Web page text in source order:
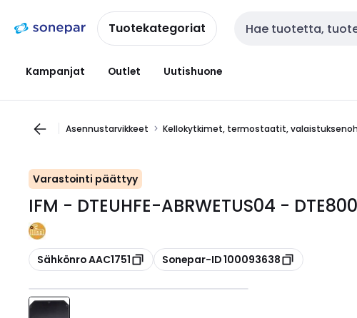
navigointiinsisältöönTuotekategoriat Haku
Kampanjat Outlet Uutishuone
Asennustarvikkeet Kellokytkimet, termostaatit,
Varastointi päättyy
IFM - DTEUHFE-ABRWETUS04 - DTE800
Kopioi
Sähkönro AAC1751 Kopioi
Sonepar-ID 100093638